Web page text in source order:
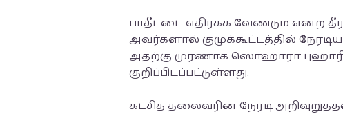
பாதீட்டை எதிர்க்க வேண்டும் என்ற
அவர்களால் குழுக்கூட்டத்தில்
அதற்கு முரணாக ஸொஹாரா புஹாரி
குறிப்பிடப்பட்டுள்ளது.
கட்சித் தலைவரின் நேரடி